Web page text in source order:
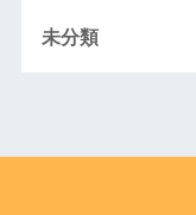
未分類